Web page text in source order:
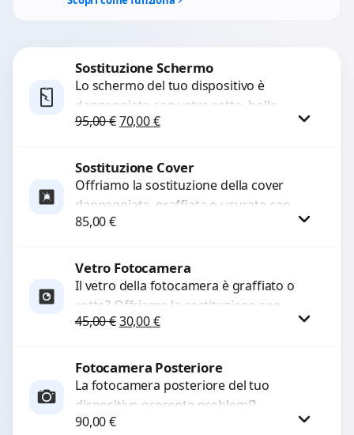
Sostituzione Schermo
Lo schermo del tuo dispositivo è
danneggiato con vetro rotto, bolle,
macchie, schermo nero o pixel morti?
95,00€Il prezzo originale era: 95,00 €.
70,00€Il prezzo attuale è: 70,00 €.
Procedi
Sostituzione Cover
Offriamo la sostituzione della cover
danneggiata, graffiata o usurata con
ricambi di alta qualità e garantiti.
85,00€
Procedi
Vetro Fotocamera
Il vetro della fotocamera è graffiato o
rotto? Offriamo la sostituzione con
ricambi di alta qualità garantiti per 3
45,00€Il prezzo originale era: 45,00 €.
30,00€Il prezzo attuale è: 30,00 €.
Procedi
Fotocamera Posteriore
La fotocamera posteriore del tuo
dispositivo presenta problemi?
Interveniamo per risolvere guasti come
90,00€